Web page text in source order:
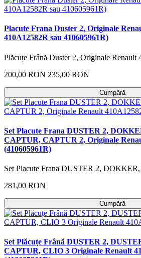
Placute Frana Duster 2, Originale
410A12582R sau 410605961R)
Plăcuțe Frână Duster 2, Originale Renault
200,00 RON 235,00 RON
Cumpără
Set Placute Frana DUSTER 2,
CAPTUR, CAPTUR 2, Originale
(410605961R)
Set Placute Frana DUSTER 2,
281,00 RON
Cumpără
Set Plăcuțe Frână DUSTER 2,
CAPTUR, CLIO 3 Originale Renault